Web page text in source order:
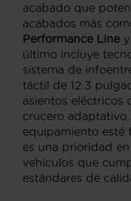
acabado que
acabados más
Performance Line
último incluye
sistema de
táctil de 12.3
asientos eléctricos
crucero
equipamiento esté
es una prioridad
vehículos que
estándares de